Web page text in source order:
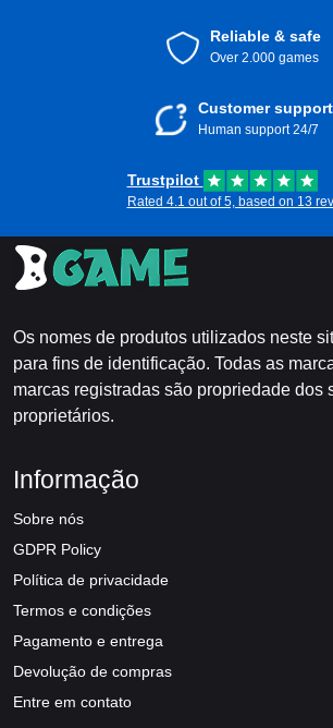
Reliable & safe
Over 2.000 games
Customer support
Human support 24/7
Trustpilot
Rated 4.1 out of 5, based on 13
Os nomes de produtos utilizados neste
para fins de identificação. Todas as
marcas registradas são propriedade dos
proprietários.
Informação
Sobre nós
GDPR Policy
Política de privacidade
Termos e condições
Pagamento e entrega
Devolução de compras
Entre em contato